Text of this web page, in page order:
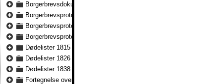
Borgerbrevsdokumenter 1772 - 1847
Borgerbrevsprotokol 1755 - 1788
Borgerbrevsprotokol 1816 - 1857
Borgerbrevsprotokol 1858 - 1909
Dødelister 1815 - 1824
Dødelister 1826 - 1833
Dødelister 1838 - 1866
Fortegnelse over indbyggerne på St. Thomas 1806